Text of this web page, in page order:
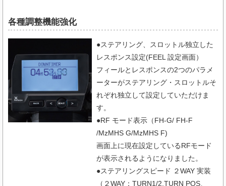
各種調整機能強化
●ステアリング、スロットル独立した
レスポンス設定(FEEL 設定画面）
フィールとレスポンスの2つのパラメ
ーターがステアリング・スロットルそ
れぞれ独立して設定していただけま
す。
●RF モード表示（FH-G/ FH-F
/MzMHS G/MzMHS F)
画面上に現在設定しているRFモード
が表示されるようになりました。
●ステアリングスピード ２WAY 実装
（２WAY；TURN1/2,TURN POS、